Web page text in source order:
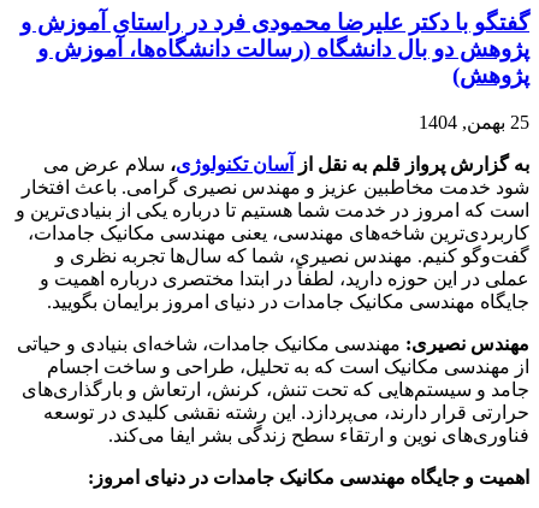
گفتگو با دکتر علیرضا محمودی فرد در راستای آموزش و
پژوهش دو بال دانشگاه (رسالت دانشگاه‌ها، آموزش و
پژوهش)
25 بهمن, 1404
به گزارش پرواز قلم به نقل از آسان تکنولوژی، سلام عرض می
شود خدمت مخاطبین عزیز و مهندس نصیری گرامی. باعث افتخار
است که امروز در خدمت شما هستیم تا درباره یکی از بنیادی‌ترین و
کاربردی‌ترین شاخه‌های مهندسی، یعنی مهندسی مکانیک جامدات،
گفت‌وگو کنیم. مهندس نصیری، شما که سال‌ها تجربه نظری و
عملی در این حوزه دارید، لطفاً در ابتدا مختصری درباره اهمیت و
جایگاه مهندسی مکانیک جامدات در دنیای امروز برایمان بگویید.
مهندس نصیری: مهندسی مکانیک جامدات، شاخه‌ای بنیادی و حیاتی
از مهندسی مکانیک است که به تحلیل، طراحی و ساخت اجسام
جامد و سیستم‌هایی که تحت تنش، کرنش، ارتعاش و بارگذاری‌های
حرارتی قرار دارند، می‌پردازد. این رشته نقشی کلیدی در توسعه
فناوری‌های نوین و ارتقاء سطح زندگی بشر ایفا می‌کند.
اهمیت و جایگاه مهندسی مکانیک جامدات در دنیای امروز: